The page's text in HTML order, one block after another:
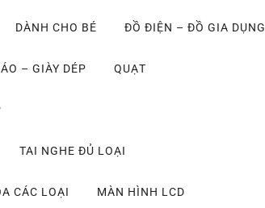
DÀNH CHO BÉ ĐỒ ĐIỆN – ĐỒ GIA DỤNG
– GIÀY DÉP QUẠT
TAI NGHE ĐỦ LOẠI
CÁC LOẠI MÀN HÌNH LCD